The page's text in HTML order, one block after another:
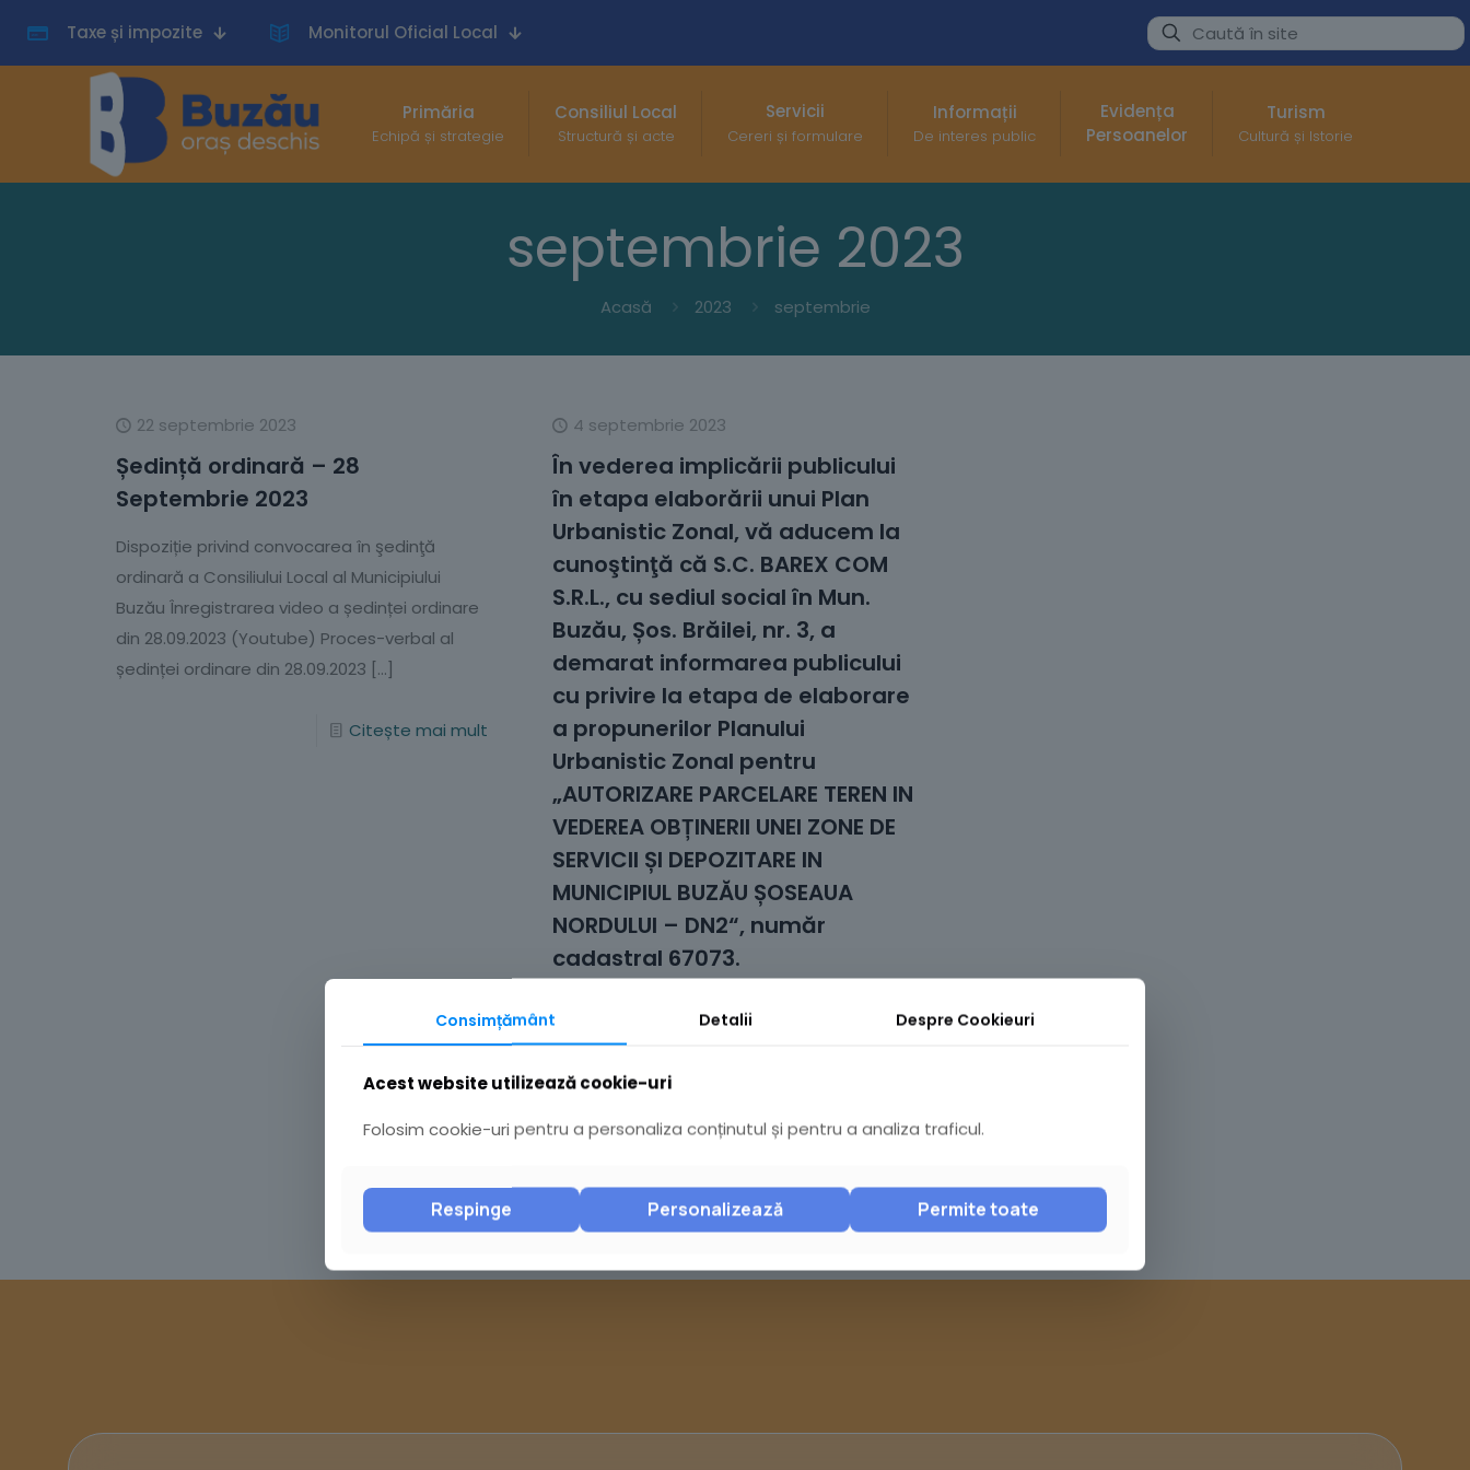
Taxe și impozite Monitorul Oficial Local
Primăria
Echipă și strategie
Consiliul Local
Structură și acte
Servicii
Cereri și formulare
Informații
De interes public
Evidența
Persoanelor
Turism
Cultură și Istorie
septembrie 2023
Acasă 2023 septembrie
22 septembrie 2023
Ședință ordinară – 28
Septembrie 2023
Dispoziție privind convocarea în şedinţă
ordinară a Consiliului Local al Municipiului
Buzău Înregistrarea video a ședinței ordinare
din 28.09.2023 (Youtube) Proces-verbal al
ședinței ordinare din 28.09.2023 […]
Citește mai mult
4 septembrie 2023
În vederea implicării publicului
în etapa elaborării unui Plan
Urbanistic Zonal, vă aducem la
cunoştinţă că S.C. BAREX COM
S.R.L., cu sediul social în Mun.
Buzău, Șos. Brăilei, nr. 3, a
demarat informarea publicului
cu privire la etapa de elaborare
a propunerilor Planului
Urbanistic Zonal pentru
„AUTORIZARE PARCELARE TEREN IN
VEDEREA OBȚINERII UNEI ZONE DE
SERVICII ȘI DEPOZITARE IN
MUNICIPIUL BUZĂU ȘOSEAUA
NORDULUI – DN2“, număr
cadastral 67073.
PLAN DE ÎNCADRARE ÎN TERITORIU U2[…]
Citește mai mult
Consimțământ Detalii Despre Cookieuri
Acest website utilizează cookie-uri
Folosim cookie-uri pentru a personaliza conținutul și pentru a analiza traficul.
Respinge Personalizează Permite toate